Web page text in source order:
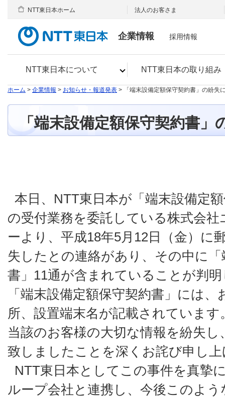
企業情報
NTT東日本について NTT東日本の取り組み
NTT東日本ホーム 法人のお客さま
採用情報
ホーム > 企業情報 > お知らせ・報道発表 > 「端末設備定額保守契約書」の紛失
「端末設備定額保守契約書」
本日、NTT東日本が「端末設備定
の受付業務を委託している株式会
ーより、平成18年5月12日（金）に
失したとの連絡があり、その中に
書」11通が含まれていることが判
「端末設備定額保守契約書」には
所、設置端末名が記載されています
当該のお客様の大切な情報を紛失
致しましたことを深くお詫び申し
NTT東日本としてこの事件を真摯
ループ会社と連携し、今後このよ